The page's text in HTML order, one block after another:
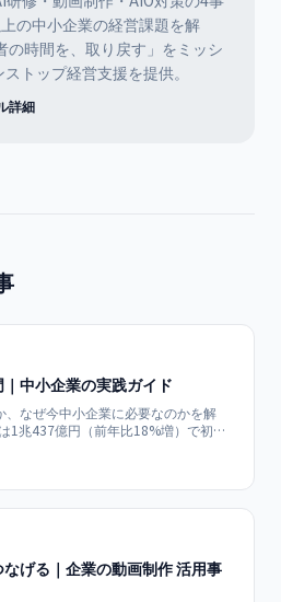
の中小企業の経営課題を解
の時間を、取り戻す」をミッシ
トップ経営支援を提供。
詳細
中小企業の実践ガイド
なぜ今中小企業に必要なのかを解
1兆437億円（前年比18%増）で初の1
、当社50社以上の支援データに基づ
げる｜企業の動画制作 活用事